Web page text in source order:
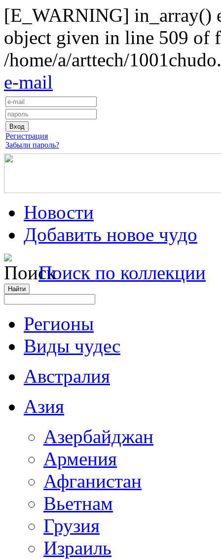
[E_WARNING] in_array()
object given in line 509 of
/home/a/arttech/
e-mail
Регистрация
Забыли пароль?
Новости
Добавить новое чудо
Поиск по коллекции
Регионы
Виды чудес
Австралия
Азия
Азербайджан
Армения
Афганистан
Вьетнам
Грузия
Израиль